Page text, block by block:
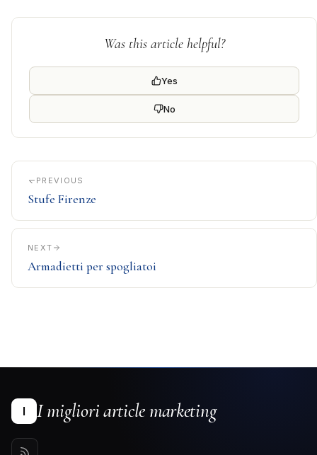
Was this article helpful?
Yes
No
PREVIOUS
Stufe Firenze
NEXT
Armadietti per spogliatoi
I I migliori article marketing